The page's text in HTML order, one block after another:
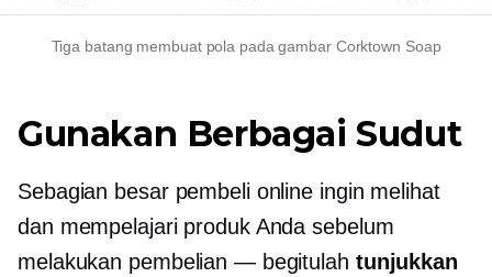
Tiga batang membuat pola pada gambar Corktown Soap
Gunakan Berbagai Sudut
Sebagian besar pembeli online ingin melihat
dan mempelajari produk Anda sebelum
melakukan pembelian — begitulah tunjukkan